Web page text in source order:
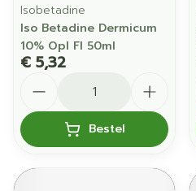
Isobetadine
Iso Betadine Dermicum
10% Opl Fl 50ml
€ 5,32
Bestel